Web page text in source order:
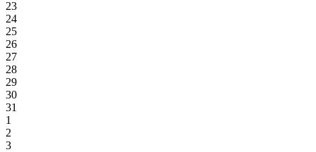
23
24
25
26
27
28
29
30
31
1
2
3